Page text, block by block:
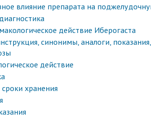
влияние препарата на
действие Иберогаста
синонимы, аналоги,
действие
хранения